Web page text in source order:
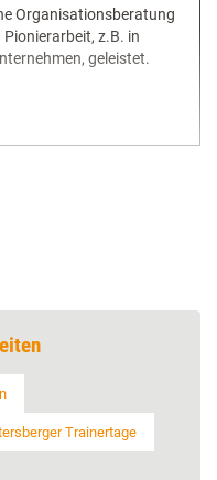
Organisationsberatung
z.B. in
geleistet.
Trainertage